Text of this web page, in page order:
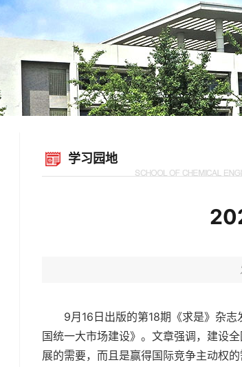
学习园地
9月16日出版的第18期《求是》杂
国统一大市场建设》。文章强调，建设
展的需要，而且是赢得国际竞争主动权